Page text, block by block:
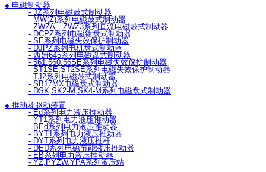
● 电磁制动器
- JZ系列电磁鼓式制动器
- MW(Z)系列电磁鼓式制动器
- ZWZA，ZWZ3系列直流电磁鼓式制动器
- DCPZ系列电磁钳盘式制动器
- SE系列电磁失效保护制动器
- DJPZ系列电机盘式制动器
- 西姆645系列电磁盘式制动器
- 561.560.56SE系列电磁失效保护制动器
- ST1SE,ST2SE系列电磁失效保护制动器
- TJ2系列电磁鼓式制动器
- SB17MX电磁盘式制动器
- DSK,SK2-M,SK4-M系列电磁盘式制动器
● 推动及驱动装置
- Ed系列电力液压推动器
- YT1系列电力液压推动器
- BEd系列电力液压推动器
- BYT1系列电力液压推动器
- DYT系列电力液压推杆
- DED系列电磁节能液压推动器
- EB系列电力液压推动器
- YZ,PYZW.YPA系列液压站